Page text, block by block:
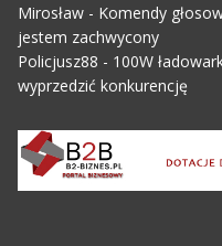
Mirosław- Komendy
jestem zachwycony
Policjusz88 - 100W
wyprzedzić konkurencję